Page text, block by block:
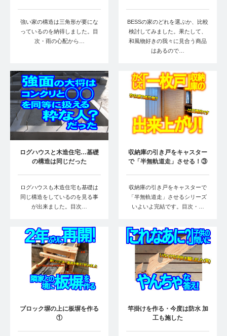
強い家の構造は三角形が要にな
っているのを納得しました。目
次・雨の心配から…
BESSの家のどれを選ぶか、比較
検討してみました。果たして、
和風物好きの我々に見合う商品
はあるので…
ログハウスと木造住宅…基礎
の構造は同じだった
ログハウスも木造住宅も基礎は
同じ構造をしているのを見る事
が出来ました。目次…
収納庫の引き戸をキャスター
で「半無軌道走」させる！③
収納庫の引き戸をキャスターで
「半無軌道走」させるシリーズ
いよいよ完結です。目次・…
ブロック塀の上に板塀を作る
①
竿掛けを作る・今度は防水 加
工も施した